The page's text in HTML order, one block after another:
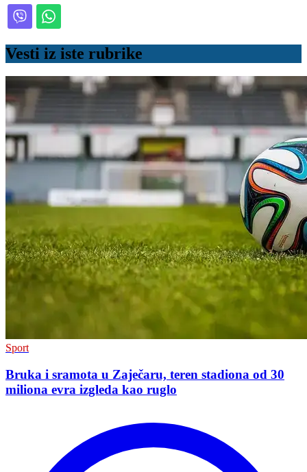
Vesti iz iste rubrike
Sport
Bruka i sramota u Zaječaru, teren stadiona od 30
miliona evra izgleda kao ruglo